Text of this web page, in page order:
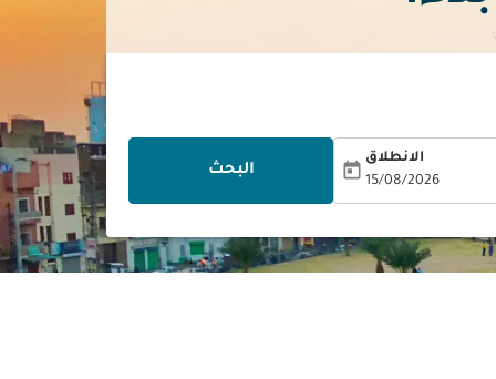
الانطلاق
15/08/2026
today البحث